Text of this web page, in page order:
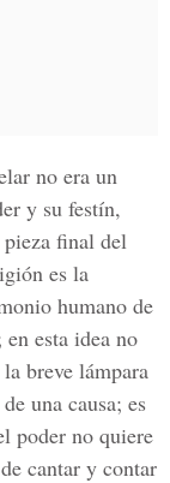
no era un
y su festín,
final del
es la
humano de
esta idea no
breve lámpara
una causa; es
poder no quiere
cantar y contar